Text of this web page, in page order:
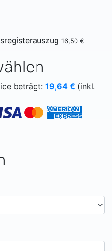
16,50 €
beträgt: 19,64 € (inkl.